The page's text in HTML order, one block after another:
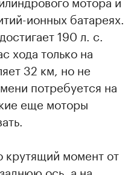
ионных батареях.
190 л. с.
хода только на
32 км, но не
потребуется на
еще моторы
крутящий момент от
ось, а на